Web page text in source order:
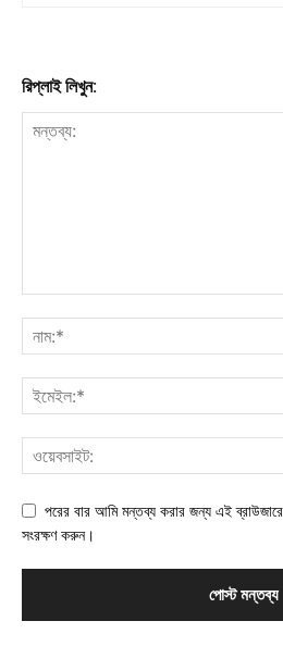
রিপ্লাই লিখুন:
পরের বার আমি মন্তব্য করার জন্য এই
সংরক্ষণ করুন।